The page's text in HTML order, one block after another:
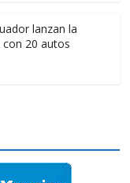
lanzan la
con 20 autos